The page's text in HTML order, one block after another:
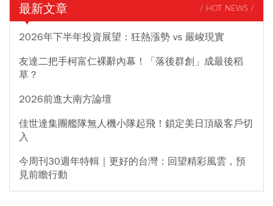
最新文章 / HOT NEWS /
2026年下半年投資展望：狂熱漲勢 vs 嚴峻現實
友達二把手柯富仁裸辭內幕！「落後群創」成最後稻
草？
2026前進大南方論壇
佳世達集團艦隊無人機小隊起飛！鎖定美日頂級客戶切
入
今周刊30週年特輯｜更好的台灣：回望精彩風雲，預
見前瞻行動